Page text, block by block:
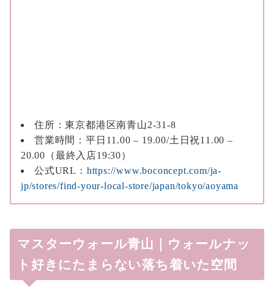
住所：東京都港区南青山2-31-8
営業時間：平日11.00 – 19.00/土日祝11.00 –
20.00（最終入店19:30）
公式URL： https://www.boconcept.com/ja-
jp/stores/find-your-local-store/japan/tokyo/aoyama
マスターウォール青山｜ウォールナッ
ト好きにたまらない落ち着いた空間